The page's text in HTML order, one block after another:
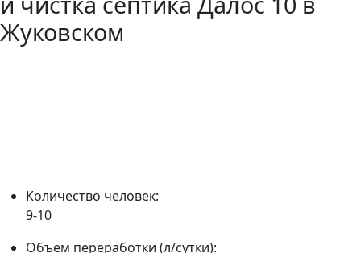
Жуковском
Количество человек:
9-10
Объем переработки (л/сутки):